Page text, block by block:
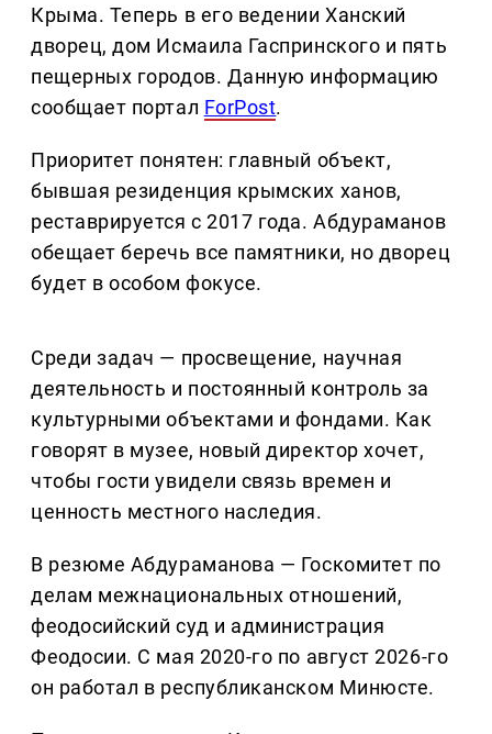
Крыма. Теперь в его ведении Ханский
дворец, дом Исмаила Гаспринского и пять
пещерных городов. Данную информацию
сообщает портал ForPost.
Приоритет понятен: главный объект,
бывшая резиденция крымских ханов,
реставрируется с 2017 года. Абдураманов
обещает беречь все памятники, но дворец
будет в особом фокусе.
Среди задач — просвещение, научная
деятельность и постоянный контроль за
культурными объектами и фондами. Как
говорят в музее, новый директор хочет,
чтобы гости увидели связь времен и
ценность местного наследия.
В резюме Абдураманова — Госкомитет по
делам межнациональных отношений,
феодосийский суд и администрация
Феодосии. С мая 2020-го по август 2026-го
он работал в республиканском Минюсте.